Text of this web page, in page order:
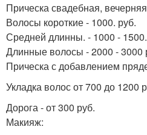
Прическа свадебная,
Волосы короткие - 1000. руб.
Средней длинны. - 1000 -
Длинные волосы - 2000 - 3000
Прическа с добавлением
Укладка волос от 700 до 1200
Дорога - от 300 руб.
Макияж: